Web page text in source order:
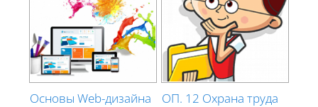
Основы Web-дизайна ОП. 12 Охрана труда